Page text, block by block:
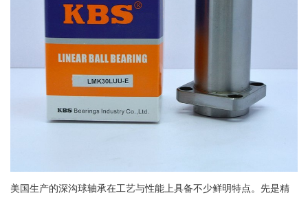
美国生产的深沟球轴承在工艺与性能上具备不少鲜明特点。先是精